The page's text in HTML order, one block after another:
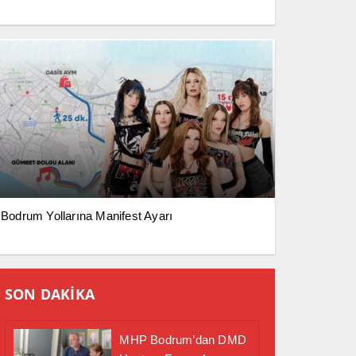
Bodrum Yollarına Manifest Ayarı
SON DAKİKA
MHP Bodrum’dan DMD